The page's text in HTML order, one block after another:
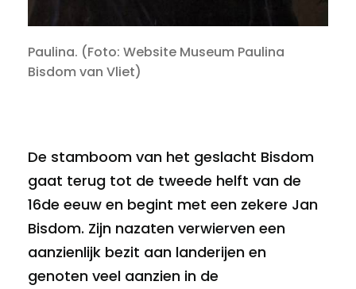
Paulina. (Foto: Website Museum Paulina
Bisdom van Vliet)
De stamboom van het geslacht Bisdom
gaat terug tot de tweede helft van de
16de eeuw en begint met een zekere Jan
Bisdom. Zijn nazaten verwierven een
aanzienlijk bezit aan landerijen en
genoten veel aanzien in de